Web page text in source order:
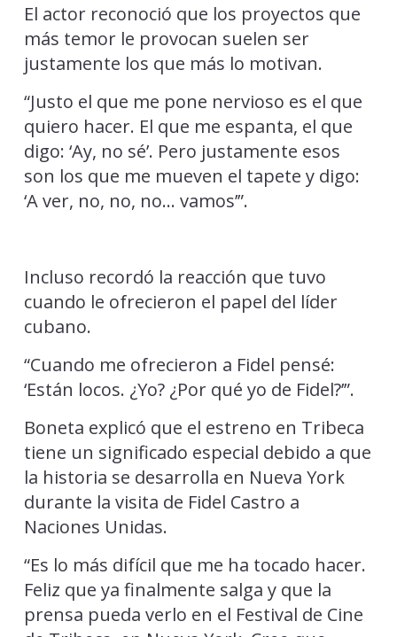
El actor reconoció que los proyectos que
más temor le provocan suelen ser
justamente los que más lo motivan.
“Justo el que me pone nervioso es el que
quiero hacer. El que me espanta, el que
digo: ‘Ay, no sé’. Pero justamente esos
son los que me mueven el tapete y digo:
‘A ver, no, no, no… vamos’”.
Incluso recordó la reacción que tuvo
cuando le ofrecieron el papel del líder
cubano.
“Cuando me ofrecieron a Fidel pensé:
‘Están locos. ¿Yo? ¿Por qué yo de Fidel?’”.
Boneta explicó que el estreno en Tribeca
tiene un significado especial debido a que
la historia se desarrolla en Nueva York
durante la visita de Fidel Castro a
Naciones Unidas.
“Es lo más difícil que me ha tocado hacer.
Feliz que ya finalmente salga y que la
prensa pueda verlo en el Festival de Cine